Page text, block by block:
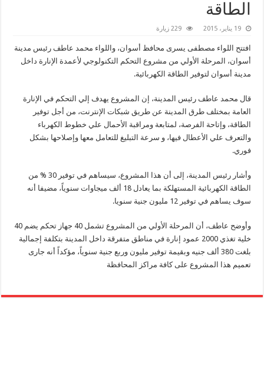
الطاقة
19 يناير، 2015 229 زيارة
افتتح اللواء مصطفى يسرى محافظ أسوان، واللواء محمد عاطف رئيس مدينة
أسوان، المرحلة الأولي من مشروع التحكم التكنولوجي لأعمدة الإنارة داخل
مدينة أسوان لتوفير الطاقة الكهربائية.
قال محمد عاطف رئيس المدينة، إن المشروع يهدف إلي التحكم في الإنارة
العامة بمختلف طرق المدينة عن طريق شبكات الإنترنت، من أجل توفير
الطاقة، وإتاحة الفرصة، لمتابعة ومراقبة الأحمال علي خطوط الكهرباء
والتعرف علي الأعطال فيها، و سرعة التبليغ للتعامل معها وإصلاحها بشكل
فوري.
وأشار رئيس المدينة، إلى أن هذا المشروع، سيساهم في توفير 30 % من
الطاقة الكهربائية المستهلكة بما يعادل 18 ألف ميجاوات سنوياً، مضيفا أنه
سوف يساهم في توفير 12 مليون جنية سنويا.
وأوضح عاطف، أن المرحلة الأولي من المشروع تشمل 40 جهاز تحكم يضم 40
خلية تغذي 2000 عمود إنارة في مناطق متفرقة داخل المدينة بتكلفة إجمالية
بلغت 380 ألف جنيه وبقيمة توفير مليون وربع جنية سنوياً، مؤكداً أنه جارى
تعميم هذا المشروع على كافة مراكز المحافظة